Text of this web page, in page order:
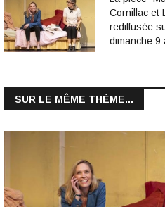
Cornillac et
rediffusée
dimanche 9
SUR LE MÊME THÈME...